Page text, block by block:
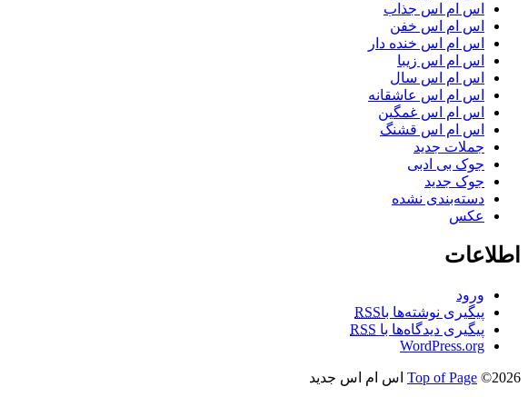
اس ام اس جذاب
اس ام اس خفن
اس ام اس خنده دار
اس ام اس زیبا
اس ام اس سال
اس ام اس عاشقانه
اس ام اس غمگین
اس ام اس قشنگ
جملات جدید
جوک بی ادبی
جوک جدید
دسته‌بندی نشده
عکس
اطلاعات
ورود
پیگیری نوشته‌ها باRSS
پیگیری دیدگاه‌ها با RSS
WordPress.org
Top of Page ©2026 اس ام اس جدید